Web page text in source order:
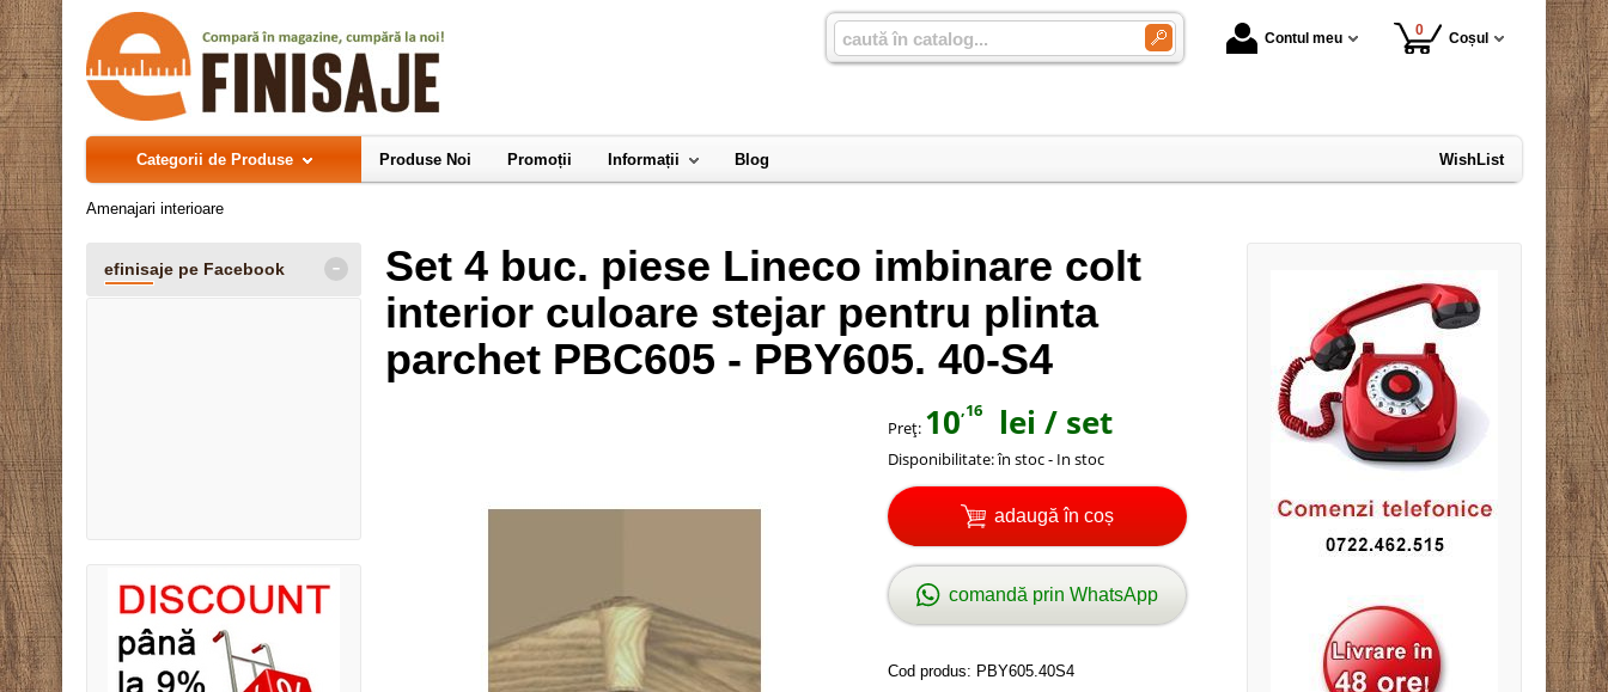
Contul meu 0 Coșul
Categorii de Produse Produse Noi Promoții Informații Blog WishList
Amenajari interioare
Set 4 buc. piese Lineco imbinare colt
interior culoare stejar pentru plinta
parchet PBC605 - PBY605. 40-S4
Preţ: 10,16 lei / set
Disponibilitate:în stoc - In stoc
adaugă în coș
comandă prin WhatsApp
Cod produs: PBY605.40S4
efinisaje pe Facebook -